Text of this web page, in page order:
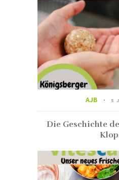
AJB 5
Die Geschichte